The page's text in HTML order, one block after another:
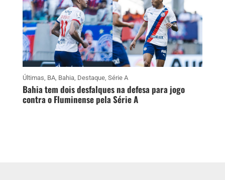
Últimas, BA, Bahia, Destaque, Série A
Bahia tem dois desfalques na defesa para jogo
contra o Fluminense pela Série A